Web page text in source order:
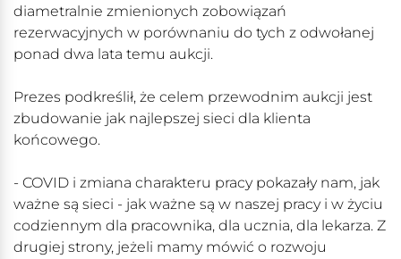
diametralnie zmienionych zobowiązań
rezerwacyjnych w porównaniu do tych z odwołanej
ponad dwa lata temu aukcji.
Prezes podkreślił, że celem przewodnim aukcji jest
zbudowanie jak najlepszej sieci dla klienta
końcowego.
- COVID i zmiana charakteru pracy pokazały nam, jak
ważne są sieci - jak ważne są w naszej pracy i w życiu
codziennym dla pracownika, dla ucznia, dla lekarza. Z
drugiej strony, jeżeli mamy mówić o rozwoju